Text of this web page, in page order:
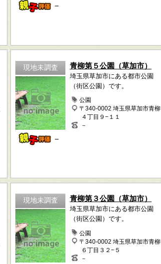
－
現地未調査
－
青柳第５公園（草加市）
埼玉県草加市にある都市公園
（街区公園）です。
公園
〒340-0002 埼玉県草加市青柳
４丁目９−１１
－
現地未調査 青柳第３公園（草加市）
埼玉県草加市にある都市公園
（街区公園）です。
公園
〒340-0002 埼玉県草加市青柳
６丁目３２−５
－